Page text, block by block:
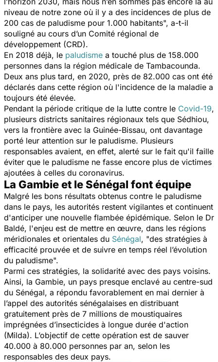
niveau de notre zone où il y a des incidences de plus de
200 cas de paludisme pour 1.000 habitants", a-t-il
souligné au cours d’un Comité régional de
développement (CRD).
En 2018 déjà, le paludisme a touché plus de 158.000
personnes dans la région médicale de Tambacounda.
Deux ans plus tard, en 2020, près de 82.000 cas ont été
déclarés dans cette région où l'incidence de la maladie a
toujours été élevée.
Pendant la période critique de la lutte contre le Covid-19,
plusieurs districts sanitaires régionaux tels que Sédhiou,
vers la frontière avec la Guinée-Bissau, ont davantage
porté leur attention sur le paludisme. Plusieurs
responsables avaient, en effet, alerté sur le fait qu'il faille
éviter que le paludisme ne fasse encore plus de victimes
ajoutées à celles du coronavirus.
La Gambie et le Sénégal font équipe
Malgré les bons résultats obtenus contre le paludisme
dans le pays, les autorités restent vigilantes et continuent
d'anticiper une nouvelle flambée épidémique. Selon le Dr
Baldé, l'enjeu est de mettre en œuvre, dans les régions
méridionales et orientales du Sénégal, "des stratégies à
efficacité prouvée et de suivre en temps réel l’évolution
du paludisme".
Parmi ces stratégies, la solidarité avec des pays voisins.
Ainsi, la Gambie, un pays presque enclavé au centre-sud
du Sénégal, a répondu favorablement en mai dernier à
l’appel des autorités sénégalaises en distribuant
gratuitement près de 7 millions de moustiquaires
imprégnées d’insecticides à longue durée d'action
(Milda). L’objectif de cette opération est de sauver
40.000 à 80.000 personnes par an, selon les
responsables des deux pays.